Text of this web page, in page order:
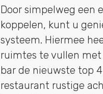
Door simpelweg een
koppelen, kunt u
systeem. Hiermee
ruimtes te vullen met
bar de nieuwste top
restaurant rustige